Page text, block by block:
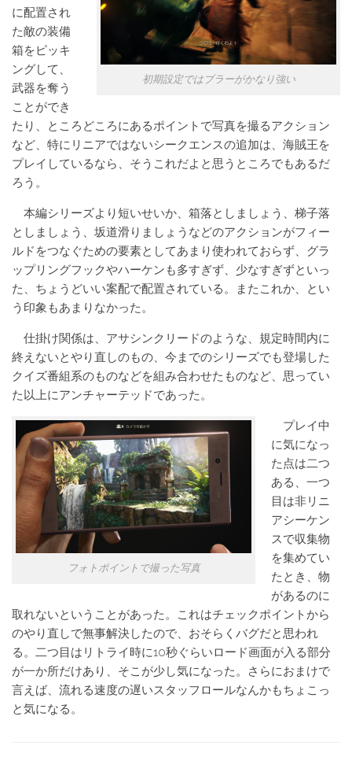
初期設定ではブラーがかなり強い
に配置され
た敵の装備
箱をピッキ
ングして、
武器を奪う
ことができ
たり、ところどころにあるポイントで写真を撮るアクション
など、特にリニアではないシークエンスの追加は、海賊王を
プレイしているなら、そうこれだよと思うところでもあるだ
ろう。
本編シリーズより短いせいか、箱落としましょう、梯子落
としましょう、坂道滑りましょうなどのアクションがフィー
ルドをつなぐための要素としてあまり使われておらず、グラ
ップリングフックやハーケンも多すぎず、少なすぎずといっ
た、ちょうどいい案配で配置されている。またこれか、とい
う印象もあまりなかった。
仕掛け関係は、アサシンクリードのような、規定時間内に
終えないとやり直しのもの、今までのシリーズでも登場した
クイズ番組系のものなどを組み合わせたものなど、思ってい
た以上にアンチャーテッドであった。
フォトポイントで撮った写真
プレイ中
に気になっ
た点は二つ
ある、一つ
目は非リニ
アシーケン
スで収集物
を集めてい
たとき、物
があるのに
取れないということがあった。これはチェックポイントから
のやり直しで無事解決したので、おそらくバグだと思われ
る。二つ目はリトライ時に10秒ぐらいロード画面が入る部分
が一か所だけあり、そこが少し気になった。さらにおまけで
言えば、流れる速度の遅いスタッフロールなんかもちょこっ
と気になる。